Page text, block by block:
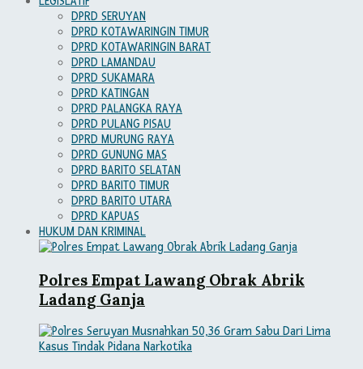
DPRD SERUYAN
DPRD KOTAWARINGIN TIMUR
DPRD KOTAWARINGIN BARAT
DPRD LAMANDAU
DPRD SUKAMARA
DPRD KATINGAN
DPRD PALANGKA RAYA
DPRD PULANG PISAU
DPRD MURUNG RAYA
DPRD GUNUNG MAS
DPRD BARITO SELATAN
DPRD BARITO TIMUR
DPRD BARITO UTARA
DPRD KAPUAS
HUKUM DAN KRIMINAL
Polres Empat Lawang Obrak Abrik
Ladang Ganja